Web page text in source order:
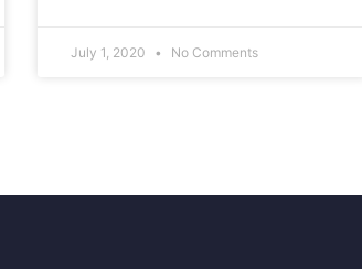
July 1, 2020 No Comments